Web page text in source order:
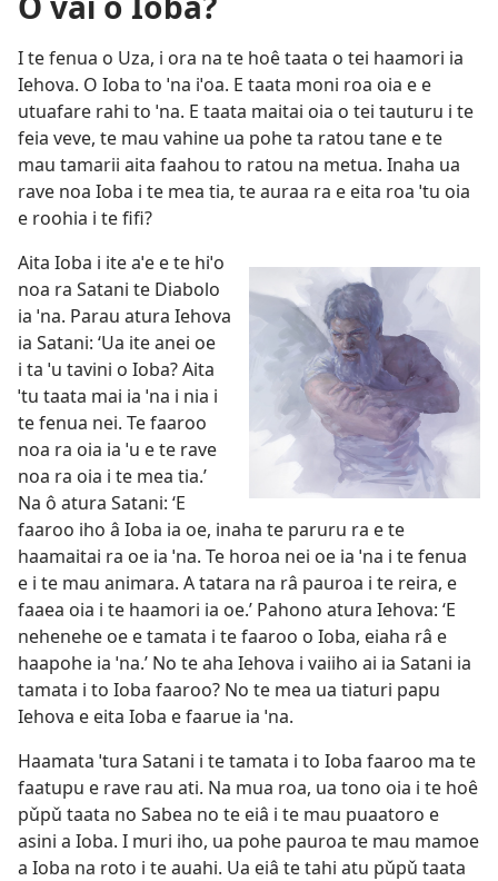
I te fenua o Uza, i ora na te hoê taata o tei haamori ia
Iehova. O Ioba to ˈna iˈoa. E taata moni roa oia e e
utuafare rahi to ˈna. E taata maitai oia o tei tauturu i te
feia veve, te mau vahine ua pohe ta ratou tane e te
mau tamarii aita faahou to ratou na metua. Inaha ua
rave noa Ioba i te mea tia, te auraa ra e eita roa ˈtu oia
e roohia i te fifi?
Aita Ioba i ite aˈe e te hiˈo
noa ra Satani te Diabolo
ia ˈna. Parau atura Iehova
ia Satani: ‘Ua ite anei oe
i ta ˈu tavini o Ioba? Aita
ˈtu taata mai ia ˈna i nia i
te fenua nei. Te faaroo
noa ra oia ia ˈu e te rave
noa ra oia i te mea tia.’
Na ô atura Satani: ‘E
faaroo iho â Ioba ia oe, inaha te paruru ra e te
haamaitai ra oe ia ˈna. Te horoa nei oe ia ˈna i te fenua
e i te mau animara. A tatara na râ pauroa i te reira, e
faaea oia i te haamori ia oe.’ Pahono atura Iehova: ‘E
nehenehe oe e tamata i te faaroo o Ioba, eiaha râ e
haapohe ia ˈna.’ No te aha Iehova i vaiiho ai ia Satani ia
tamata i to Ioba faaroo? No te mea ua tiaturi papu
Iehova e eita Ioba e faarue ia ˈna.
Haamata ˈtura Satani i te tamata i to Ioba faaroo ma te
faatupu e rave rau ati. Na mua roa, ua tono oia i te hoê
pǔpǔ taata no Sabea no te eiâ i te mau puaatoro e
asini a Ioba. I muri iho, ua pohe pauroa te mau mamoe
a Ioba na roto i te auahi. Ua eiâ te tahi atu pǔpǔ taata